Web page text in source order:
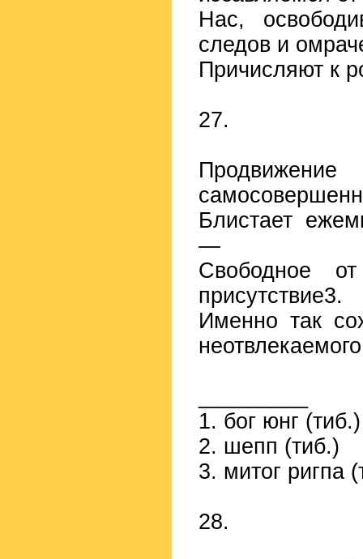
Нас,
следов и
Причисляют к
27.
Блистает
—
Свободное
присутствие3.
Именно так
1. бог юнг (тиб.)
2. шепп (тиб.)
3. митог ригпа
28.